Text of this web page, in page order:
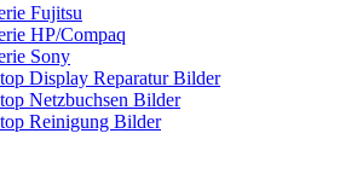
Fujitsu
HP/Compaq
Sony
Display Reparatur Bilder
Netzbuchsen Bilder
Reinigung Bilder